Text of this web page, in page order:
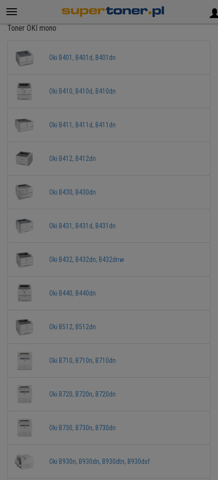
Toner OKI mono
Oki B401, B401d, B401dn
Oki B410, B410d, B410dn
Oki B411, B411d, B411dn
Oki B412, B412dn
Oki B430, B430dn
Oki B431, B431d, B431dn
Oki B432, B432dn, B432dnw
Oki B440, B440dn
Oki B512, B512dn
Oki B710, B710n, B710dn
Oki B720, B720n, B720dn
Oki B730, B730n, B730dn
Oki B930n, B930dn, B930dtn, B930dxf